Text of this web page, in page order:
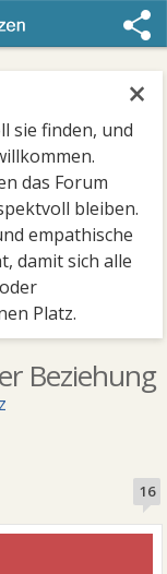
×
sie finden, und
das Forum
bleiben.
empathische
damit sich alle
Platz.
Beziehung
16